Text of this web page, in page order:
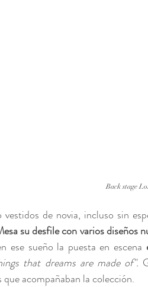
Back stage
su desfile con varios diseños
ese sueño la puesta en escena
that dreams are made of".
que acompañaban la colección.